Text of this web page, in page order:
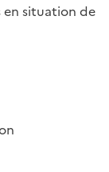
en situation de